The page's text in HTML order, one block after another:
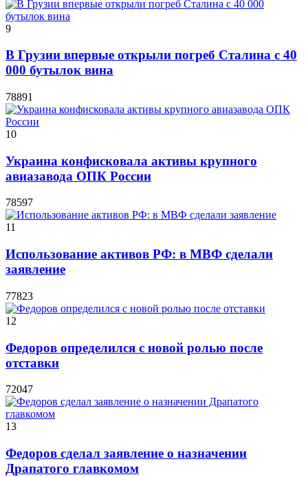
9
В Грузии впервые открыли погреб Сталина с 40
000 бутылок вина
78891
10
Украина конфисковала активы крупного
авиазавода ОПК России
78597
11
Использование активов РФ: в МВФ сделали
заявление
77823
12
Федоров определился с новой ролью после
отставки
72047
13
Федоров сделал заявление о назначении
Драпатого главкомом